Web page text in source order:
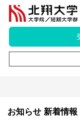
お知らせ 新着情報